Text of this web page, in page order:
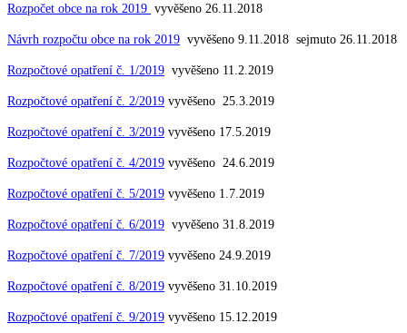
Rozpočet obce na rok 2019 vyvěšeno 26.11.2018
Návrh rozpočtu obce na rok 2019 vyvěšeno 9.11.2018 sejmuto 26.11.2018
Rozpočtové opatření č. 1/2019 vyvěšeno 11.2.2019
Rozpočtové opatření č. 2/2019 vyvěšeno 25.3.2019
Rozpočtové opatření č. 3/2019 vyvěšeno 17.5.2019
Rozpočtové opatření č. 4/2019 vyvěšeno 24.6.2019
Rozpočtové opatření č. 5/2019 vyvěšeno 1.7.2019
Rozpočtové opatření č. 6/2019 vyvěšeno 31.8.2019
Rozpočtové opatření č. 7/2019 vyvěšeno 24.9.2019
Rozpočtové opatření č. 8/2019 vyvěšeno 31.10.2019
Rozpočtové opatření č. 9/2019 vyvěšeno 15.12.2019